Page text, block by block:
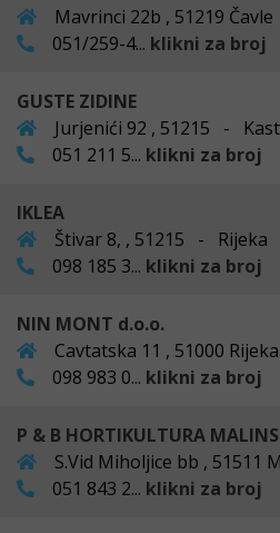
Mavrinci 22b , 51219
051/259-4... klikni za broj
GUSTE ZIDINE
Jurjenići 92 , 51215 -
051 211 5... klikni za broj
IKLEA
Štivar 8, , 51215 - Rijeka
098 185 3... klikni za broj
NIN MONT d.o.o.
Cavtatska 11 , 51000
098 983 0... klikni za broj
P & B HORTIKULTURA
S.Vid Miholjice bb ,
051 843 2... klikni za broj